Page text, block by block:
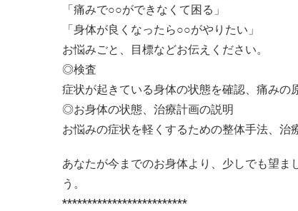
「痛みで○○ができなくて困る」
「身体が良くなったら○○がやりたい」
お悩みごと、目標などお伝えください。
◎検査
症状が起きている身体の状態を確認、痛みの
◎お身体の状態、治療計画の説明
お悩みの症状を軽くするための整体手法、治
あなたが今までのお身体より、少しでも望ま
う。
*************************